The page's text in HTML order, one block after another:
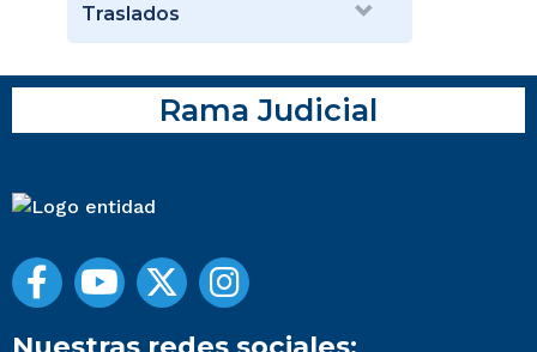
Traslados
Rama Judicial